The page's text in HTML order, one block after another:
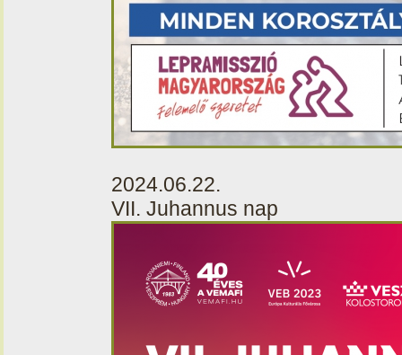
2024.06.22.
VII. Juhannus nap